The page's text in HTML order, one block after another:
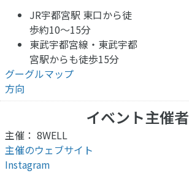
JR宇都宮駅 東口から徒
歩約10〜15分
東武宇都宮線・東武宇都
宮駅からも徒歩15分
グーグルマップ
方向
イベント主催者
主催： 8WELL
主催のウェブサイト
Instagram